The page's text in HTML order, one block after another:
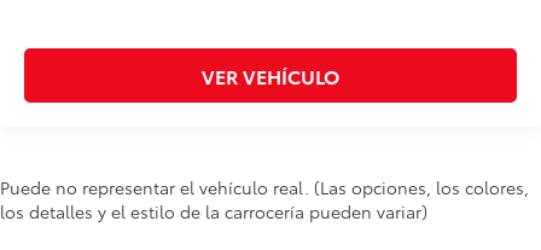
VER VEHÍCULO
Puede no representar el vehículo real. (Las opciones, los colores,
los detalles y el estilo de la carrocería pueden variar)